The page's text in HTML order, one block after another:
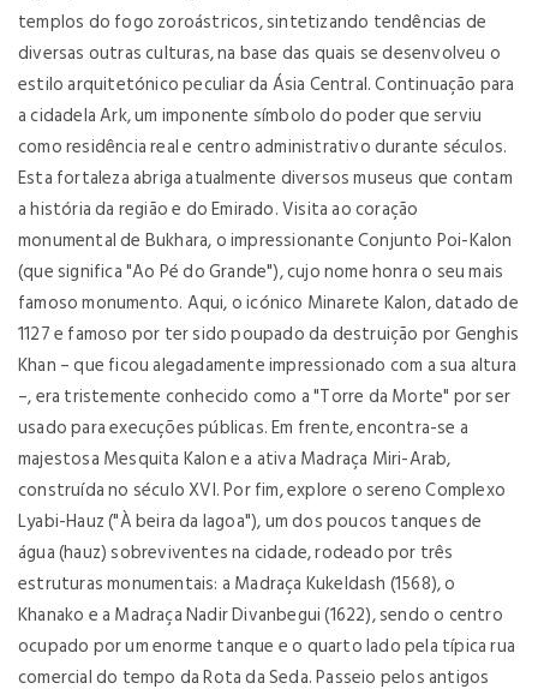
templos do fogo zoroástricos, sintetizando tendências de
diversas outras culturas, na base das quais se desenvolveu o
estilo arquitetónico peculiar da Ásia Central. Continuação para
a cidadela Ark, um imponente símbolo do poder que serviu
como residência real e centro administrativo durante séculos.
Esta fortaleza abriga atualmente diversos museus que contam
a história da região e do Emirado. Visita ao coração
monumental de Bukhara, o impressionante Conjunto Poi-Kalon
(que significa "Ao Pé do Grande"), cujo nome honra o seu mais
famoso monumento. Aqui, o icónico Minarete Kalon, datado de
1127 e famoso por ter sido poupado da destruição por Genghis
Khan – que ficou alegadamente impressionado com a sua altura
–, era tristemente conhecido como a "Torre da Morte" por ser
usado para execuções públicas. Em frente, encontra-se a
majestosa Mesquita Kalon e a ativa Madraça Miri-Arab,
construída no século XVI. Por fim, explore o sereno Complexo
Lyabi-Hauz ("À beira da lagoa"), um dos poucos tanques de
água (hauz) sobreviventes na cidade, rodeado por três
estruturas monumentais: a Madraça Kukeldash (1568), o
Khanako e a Madraça Nadir Divanbegui (1622), sendo o centro
ocupado por um enorme tanque e o quarto lado pela típica rua
comercial do tempo da Rota da Seda. Passeio pelos antigos